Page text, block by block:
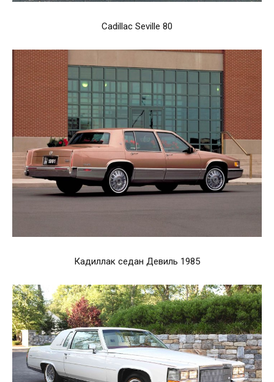
Cadillac Seville 80
Кадиллак седан Девиль 1985